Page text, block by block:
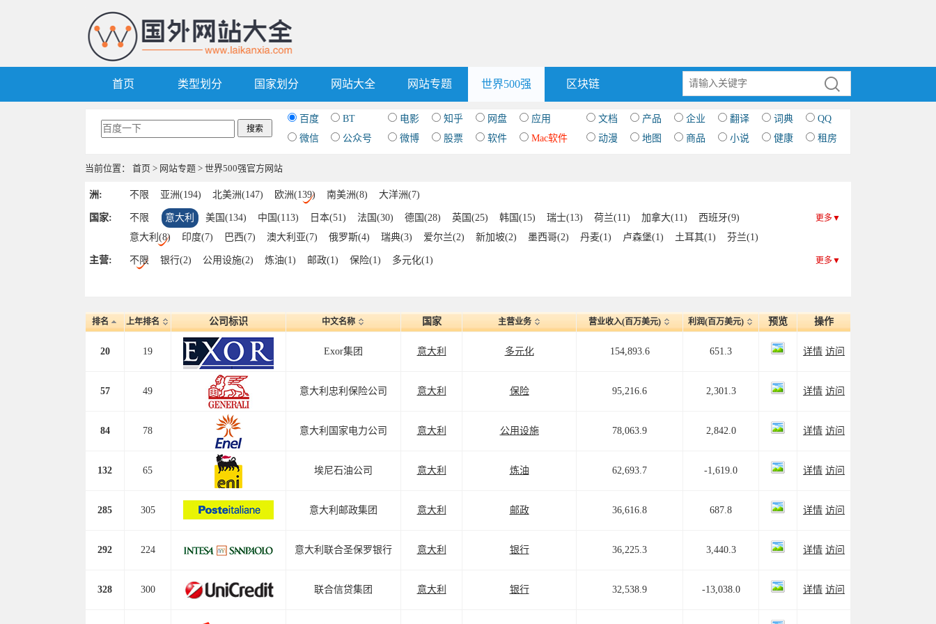
首页 类型划分 国家划分 网站大全 网站专题 世界500强 区块链
百度 BT 电影 知乎 网盘 应用 文档 产品 企业 翻译 词典
QQ
微信
公众号 微博 股票 软件 Mac软件 动漫 地图 商品 小说 健康 租房
当前位置： 首页 > 网站专题 > 世界500强官方网站
洲: 不限 亚洲(194) 北美洲(147) 欧洲(139) 南美洲(8) 大洋洲(7)
国家: 不限 意大利 美国(134) 中国(113) 日本(51) 法国(30) 德国(28) 英国(25) 韩国(15) 瑞士(13) 荷兰(11) 加拿大(11)
西班牙(9)
意大利(8)
印度(7) 巴西(7) 澳大利亚(7) 俄罗斯(4) 瑞典(3) 爱尔兰(2) 新加坡(2) 墨西哥(2) 丹麦(1) 卢森堡(1) 土耳其(1)
芬兰(1)
比利时(1)
挪威(1) 马来西亚(1) 泰国(1) 印度尼西亚(1) 以色列(1)
更多▼
主营: 不限 银行(2) 公用设施(2) 炼油(1) 邮政(1) 保险(1) 多元化(1) 更多▼
排名 上年排名 公司标识 中文名称 国家 主营业务 营业收入(百万美元) 利润(百万美元) 预览 操作
20 19 Exor集团 意大利 多元化 154,893.6 651.3 详情 访问
57 49 意大利忠利保险公司 意大利 保险 95,216.6 2,301.3 详情 访问
84 78 意大利国家电力公司 意大利 公用设施 78,063.9 2,842.0 详情 访问
132 65 埃尼石油公司 意大利 炼油 62,693.7 -1,619.0 详情 访问
285 305 意大利邮政集团 意大利 邮政 36,616.8 687.8 详情 访问
292 224 意大利联合圣保罗银行 意大利 银行 36,225.3 3,440.3 详情 访问
328 300 联合信贷集团 意大利 银行 32,538.9 -13,038.0 详情 访问